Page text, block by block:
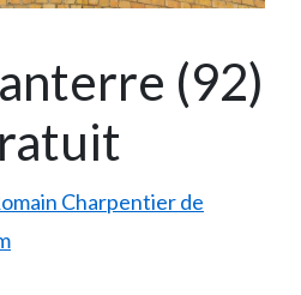
(92)
Charpentier de